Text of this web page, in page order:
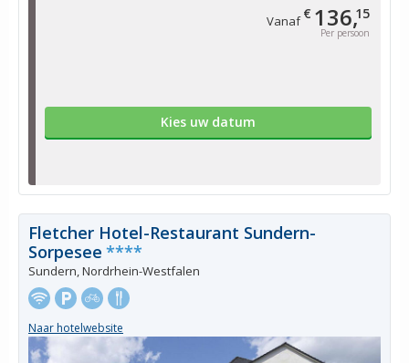
Vanaf€ 136,15
Per persoon
Kies uw datum
Fletcher Hotel-Restaurant Sundern-
Sorpesee ****
Sundern, Nordrhein-Westfalen
Naar hotelwebsite